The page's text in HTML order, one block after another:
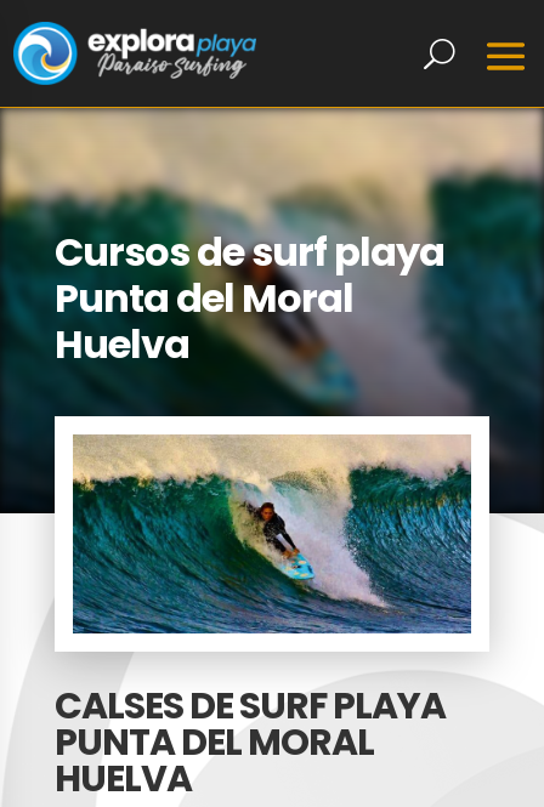
Cursos de surf playa
Punta del Moral
Huelva
CALSES DE SURF PLAYA
PUNTA DEL MORAL
HUELVA